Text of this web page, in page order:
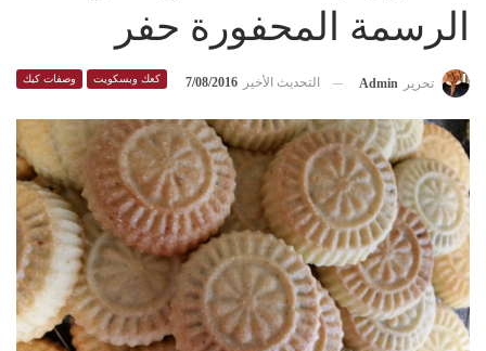
الرسمة المحفورة حفر
كعك وبسكويت وصفات كيك تحرير Admin التحديث الأخير 7/08/2016